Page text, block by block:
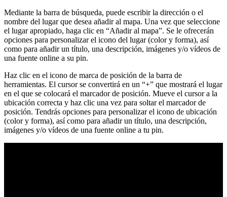
Mediante la barra de búsqueda, puede escribir la dirección o el
nombre del lugar que desea añadir al mapa. Una vez que seleccione
el lugar apropiado, haga clic en “Añadir al mapa”. Se le ofrecerán
opciones para personalizar el icono del lugar (color y forma), así
como para añadir un título, una descripción, imágenes y/o vídeos de
una fuente online a su pin.
Haz clic en el icono de marca de posición de la barra de
herramientas. El cursor se convertirá en un “+” que mostrará el lugar
en el que se colocará el marcador de posición. Mueve el cursor a la
ubicación correcta y haz clic una vez para soltar el marcador de
posición. Tendrás opciones para personalizar el icono de ubicación
(color y forma), así como para añadir un título, una descripción,
imágenes y/o vídeos de una fuente online a tu pin.